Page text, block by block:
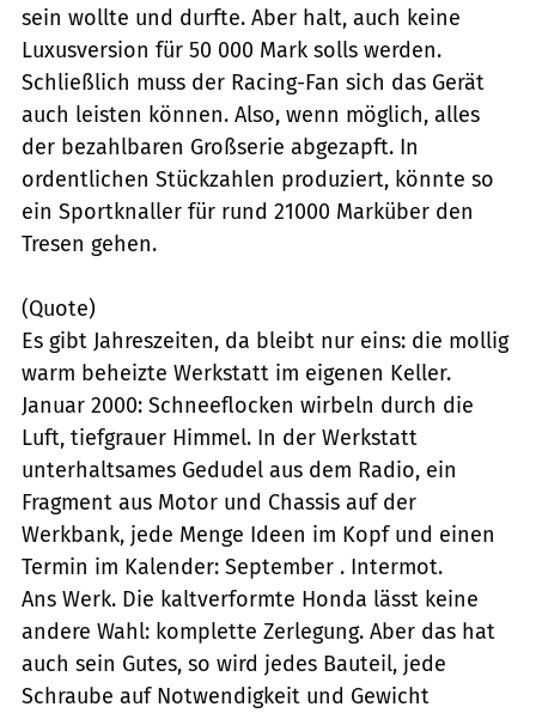
sein wollte und durfte. Aber halt, auch keine
Luxusversion für 50 000 Mark solls werden.
Schließlich muss der Racing-Fan sich das Gerät
auch leisten können. Also, wenn möglich, alles
der bezahlbaren Großserie abgezapft. In
ordentlichen Stückzahlen produziert, könnte so
ein Sportknaller für rund 21000 Marküber den
Tresen gehen.
(Quote)
Es gibt Jahreszeiten, da bleibt nur eins: die mollig
warm beheizte Werkstatt im eigenen Keller.
Januar 2000: Schneeflocken wirbeln durch die
Luft, tiefgrauer Himmel. In der Werkstatt
unterhaltsames Gedudel aus dem Radio, ein
Fragment aus Motor und Chassis auf der
Werkbank, jede Menge Ideen im Kopf und einen
Termin im Kalender: September . Intermot.
Ans Werk. Die kaltverformte Honda lässt keine
andere Wahl: komplette Zerlegung. Aber das hat
auch sein Gutes, so wird jedes Bauteil, jede
Schraube auf Notwendigkeit und Gewicht